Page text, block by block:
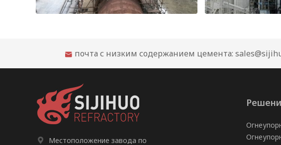
 почта с низким содержанием цемента:
 Местоположение завода по